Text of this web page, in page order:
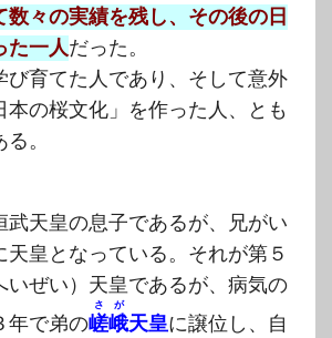
数々の実績を残し、その後の日
た一人だった。
育てた人であり、そして意外
本の桜文化」を作った人、とも
。
武天皇の息子であるが、兄がい
天皇となっている。それが第５
いぜい）天皇であるが、病気の
年で弟の嵯峨
さが
天皇に譲位し、自